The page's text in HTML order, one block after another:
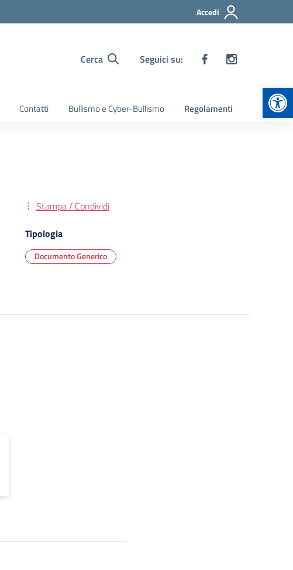
Accedi
Cerca Seguici su:
Contatti Bullismo e Cyber-Bullismo Regolamenti
Stampa / Condividi
Tipologia
Documento Generico